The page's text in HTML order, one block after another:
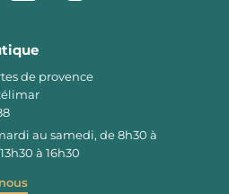
de provence
au samedi, de 8h30 à
à 16h30